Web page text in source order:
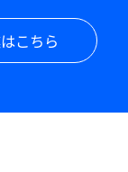
こちら